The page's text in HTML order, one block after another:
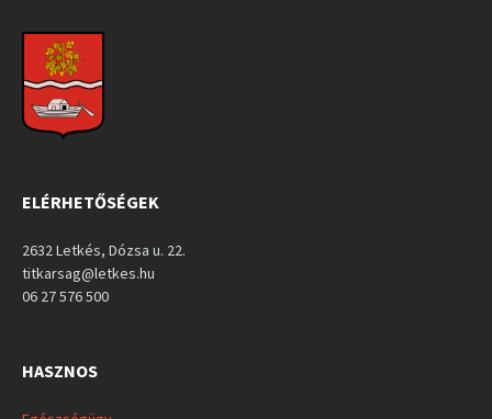
ELÉRHETŐSÉGEK
2632 Letkés, Dózsa u. 22.
titkarsag@letkes.hu
06 27 576 500
HASZNOS